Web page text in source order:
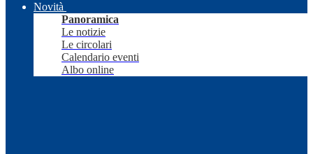
Novità
Panoramica
Le notizie
Le circolari
Calendario eventi
Albo online